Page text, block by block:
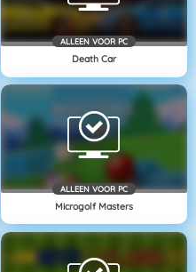
ALLEEN VOOR PC
Death Car
ALLEEN VOOR PC
Microgolf Masters